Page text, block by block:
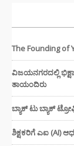
The Founding of
ವಿಜಯನಗರದಲ್ಲಿ
ತಾಯಂದಿರು
ಬ್ಯಾಕ್ ಟು ಬ್ಯಾಕ್
ಶಿಕ್ಷಕರಿಗೆ ಎಐ (AI)